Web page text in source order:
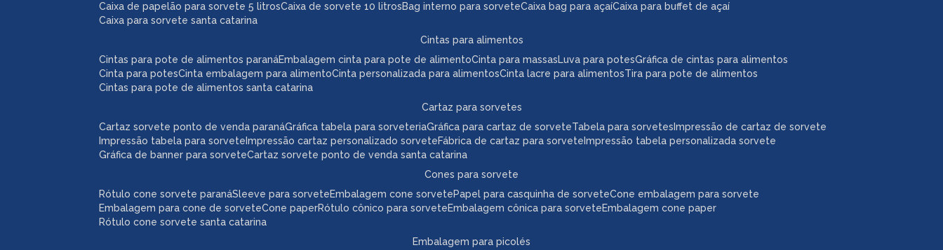
caixa de papelão para sorvete 5 litros
caixa de sorvete 10 litros caixa bag para açaí
bag interno para sorvete
caixa para buffet de açaí
caixa para sorvete santa catarina
cartaz para sorvetes
gráfica tabela para sorveteria
gráfica para cartaz de sorvete
tabela para sorvetes
impressão tabela para sorvete impressão cartaz personalizado sorvete impressão tabela personalizada sorvete
fábrica de cartaz para sorvete
impressão de cartaz de sorvete
gráfica de banner para sorvete cartaz sorvete ponto de venda santa catarina
cartaz sorvete ponto de venda paraná
cintas para alimentos
embalagem cinta para pote de alimento
cinta para massas luva para potes
cinta para potes
cinta embalagem para alimento cinta lacre para alimentos
cinta personalizada para alimentos
gráfica de cintas para alimentos
tira para pote de alimentos
cintas para pote de alimentos santa catarina
cintas para pote de alimentos paraná
cones para sorvete
sleeve para sorvete embalagem cone sorvete
papel para casquinha de sorvete
embalagem para cone de sorvete
cone paper embalagem cônica para sorvete
rótulo cônico para sorvete
cone embalagem para sorvete
embalagem cone paper
rótulo cone sorvete santa catarina
rótulo cone sorvete paraná
embalagem para picolés